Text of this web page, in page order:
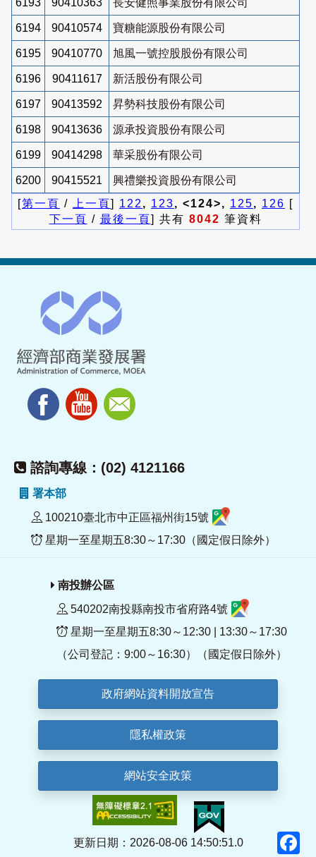
6194 90410574 寶糖能源股份有限公司
6195 90410770 旭風一號控股股份有限公司
6196 90411617 新活股份有限公司
6197 90413592 昇勢科技股份有限公司
6198 90413636 源承投資股份有限公司
6199 90414298 華采股份有限公司
6200 90415521
興禮樂投資股份有限公司
[第一頁 / 上一頁] 122 , 123, <124>, 125, 126 [
下一頁 / 最後一頁] 共有 8042 筆資料
諮詢專線：(02) 4121166
署本部
100210臺北市中正區福州街15號
星期一至星期五8:30～17:30（國定假日除外）
南投辦公區
540202南投縣南投市省府路4號
星期一至星期五8:30～12:30 | 13:30～17:30
（公司登記：9:00～16:30）（國定假日除外）
政府網站資料開放宣告
隱私權政策
網站安全政策
更新日期：2026-08-06 14:50:51.0